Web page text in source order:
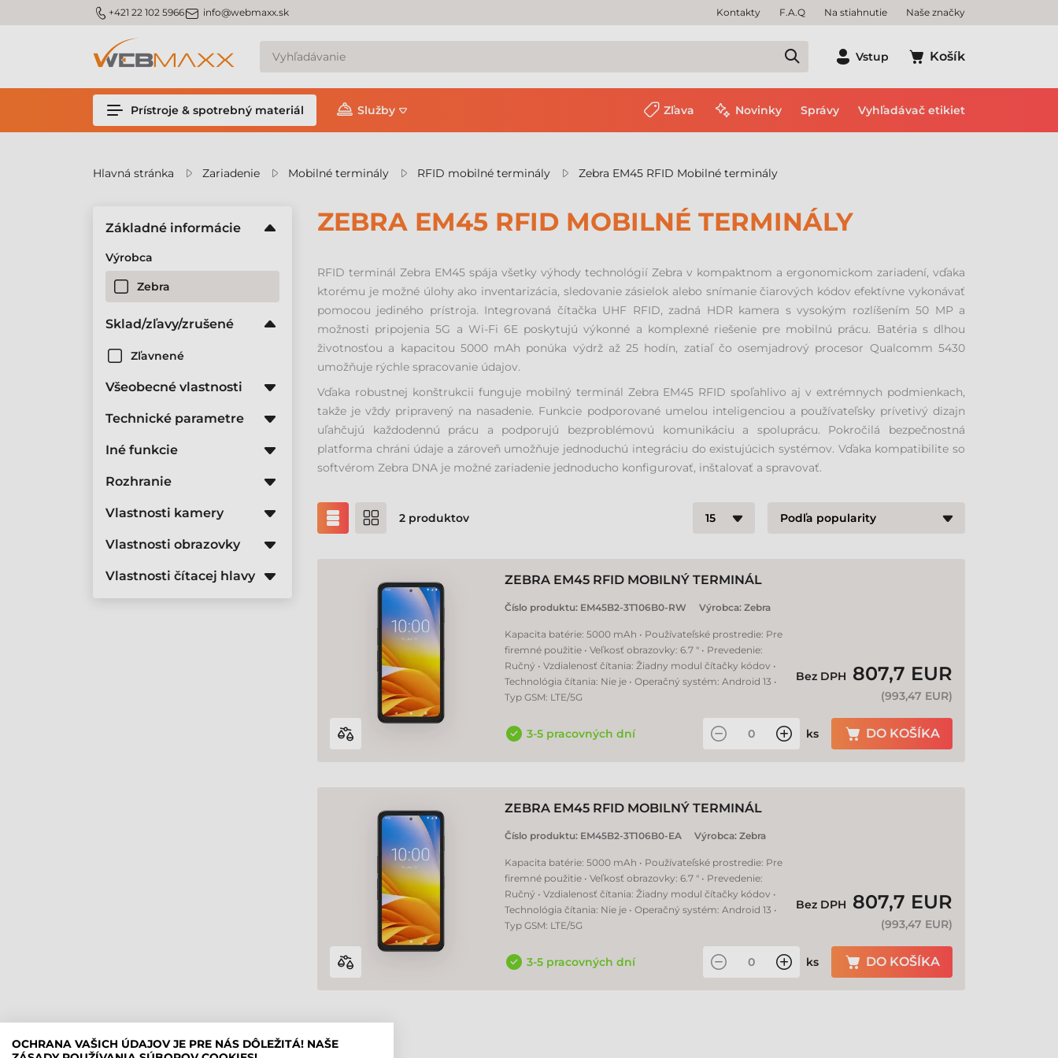
m_phone +421 22 102 5966m_email info@webmaxx.sk Kontakty F.A.Q Na stiahnutie Naše značky
Vstup Košík
Prístroje & spotrebný materiál Služby Zľava Novinky Správy Vyhľadávač etikiet
Hlavná stránka Zariadenie Mobilné terminály RFID mobilné terminály Zebra EM45 RFID Mobilné terminály
ZEBRA EM45 RFID MOBILNÉ TERMINÁLY
RFID terminál Zebra EM45 spája všetky výhody technológií Zebra v kompaktnom a ergonomickom zariadení, vďaka
ktorému je možné úlohy ako inventarizácia, sledovanie zásielok alebo snímanie čiarových kódov efektívne vykonávať
pomocou jediného prístroja. Integrovaná čítačka UHF RFID, zadná HDR kamera s vysokým rozlíšením 50 MP a
možnosti pripojenia 5G a Wi-Fi 6E poskytujú výkonné a komplexné riešenie pre mobilnú prácu. Batéria s dlhou
životnosťou a kapacitou 5000 mAh ponúka výdrž až 25 hodín, zatiaľ čo osemjadrový procesor Qualcomm 5430
umožňuje rýchle spracovanie údajov.
Vďaka robustnej konštrukcii funguje mobilný terminál Zebra EM45 RFID spoľahlivo aj v extrémnych podmienkach,
takže je vždy pripravený na nasadenie. Funkcie podporované umelou inteligenciou a používateľsky prívetivý dizajn
uľahčujú každodennú prácu a podporujú bezproblémovú komunikáciu a spoluprácu. Pokročilá bezpečnostná
platforma chráni údaje a zároveň umožňuje jednoduchú integráciu do existujúcich systémov. Vďaka kompatibilite so
softvérom Zebra DNA je možné zariadenie jednoducho konfigurovať, inštalovať a spravovať.
2 produktov
ZEBRA EM45 RFID MOBILNÝ TERMINÁL
Číslo produktu: EM45B2-3T106B0-RW Výrobca: Zebra
Kapacita batérie: 5000 mAh • Používateľské prostredie: Pre
firemné použitie • Veľkosť obrazovky: 6.7 " • Prevedenie:
Ručný • Vzdialenosť čítania: Žiadny modul čítačky kódov •
Technológia čítania: Nie je • Operačný systém: Android 13 •
Typ GSM: LTE/5G
Bez DPH 807,7 EUR
(993,47 EUR)
3-5 pracovných dní ks DO KOŠÍKA
ZEBRA EM45 RFID MOBILNÝ TERMINÁL
Číslo produktu: EM45B2-3T106B0-EA Výrobca: Zebra
Kapacita batérie: 5000 mAh • Používateľské prostredie: Pre
firemné použitie • Veľkosť obrazovky: 6.7 " • Prevedenie:
Ručný • Vzdialenosť čítania: Žiadny modul čítačky kódov •
Technológia čítania: Nie je • Operačný systém: Android 13 •
Typ GSM: LTE/5G
Bez DPH 807,7 EUR
(993,47 EUR)
3-5 pracovných dní ks DO KOŠÍKA
Základné informácie
Výrobca
Zebra
Sklad/zľavy/zrušené
Zľavnené
Všeobecné vlastnosti
Technické parametre
Iné funkcie
Rozhranie
Vlastnosti kamery
Vlastnosti obrazovky
Vlastnosti čítacej hlavy
OCHRANA VAŠICH ÚDAJOV JE PRE NÁS DÔLEŽITÁ! NAŠE